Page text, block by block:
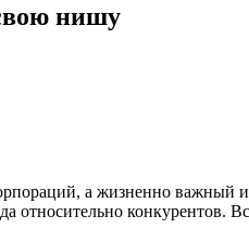
нишу
а жизненно важный
относительно